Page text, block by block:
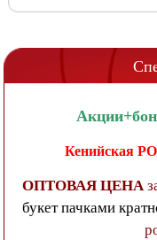
Кенийская
ОПТОВАЯ ЦЕНА
букет пачками